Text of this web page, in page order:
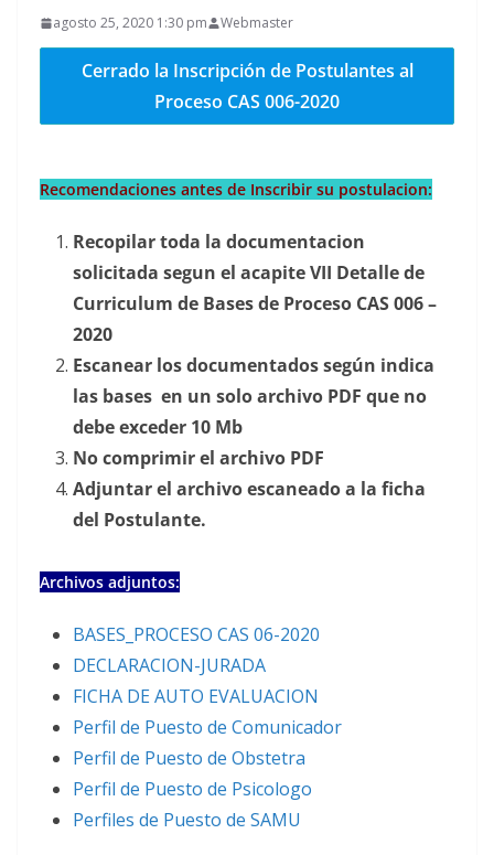
agosto 25, 2020 1:30 pm Webmaster
Cerrado la Inscripción de Postulantes al
Proceso CAS 006-2020
Recomendaciones antes de Inscribir su postulacion:
Recopilar toda la documentacion
solicitada segun el acapite VII Detalle de
Curriculum de Bases de Proceso CAS 006 –
2020
Escanear los documentados según indica
las bases en un solo archivo PDF que no
debe exceder 10 Mb
No comprimir el archivo PDF
Adjuntar el archivo escaneado a la ficha
del Postulante.
Archivos adjuntos:
BASES_PROCESO CAS 06-2020
DECLARACION-JURADA
FICHA DE AUTO EVALUACION
Perfil de Puesto de Comunicador
Perfil de Puesto de Obstetra
Perfil de Puesto de Psicologo
Perfiles de Puesto de SAMU